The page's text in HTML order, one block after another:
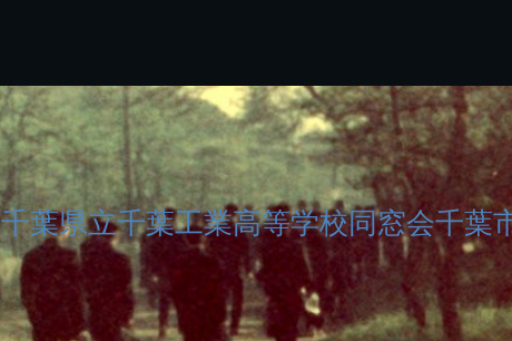
ツ
へ
ス
キ
ッ
プ
2
2
8
千葉県立千葉工業高等学校同窓会千葉